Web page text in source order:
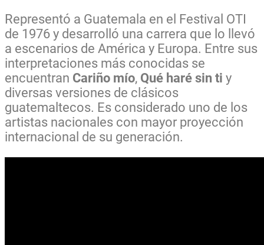
Representó a Guatemala en el Festival OTI
de 1976 y desarrolló una carrera que lo llevó
a escenarios de América y Europa. Entre sus
interpretaciones más conocidas se
encuentran Cariño mío, Qué haré sin ti y
diversas versiones de clásicos
guatemaltecos. Es considerado uno de los
artistas nacionales con mayor proyección
internacional de su generación.